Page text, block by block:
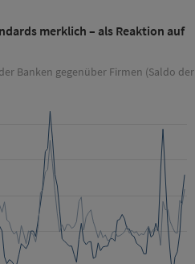
merklich – als Reaktion auf
Banken gegenüber Firmen (Saldo der